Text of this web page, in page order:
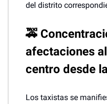
del distrito
🚕
afectaciones
centro desde
Los taxistas se